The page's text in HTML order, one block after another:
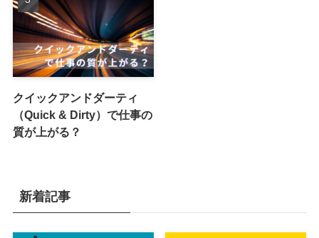
クイックアンドダーティ
（Quick & Dirty）で仕事の
質が上がる？
新着記事